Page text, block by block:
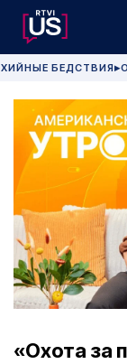
БЕДСТВИЯ▶
«Охота за